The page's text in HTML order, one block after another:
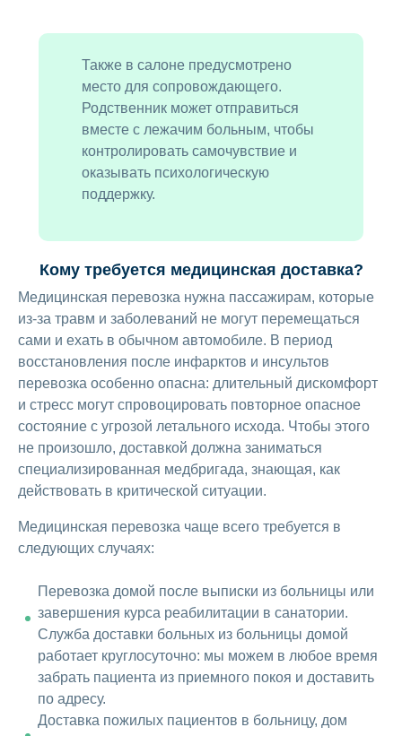
Также в салоне предусмотрено
место для сопровождающего.
Родственник может отправиться
вместе с лежачим больным, чтобы
контролировать самочувствие и
оказывать психологическую
поддержку.
Кому требуется медицинская доставка?
Медицинская перевозка нужна пассажирам, которые
из-за травм и заболеваний не могут перемещаться
сами и ехать в обычном автомобиле. В период
восстановления после инфарктов и инсультов
перевозка особенно опасна: длительный дискомфорт
и стресс могут спровоцировать повторное опасное
состояние с угрозой летального исхода. Чтобы этого
не произошло, доставкой должна заниматься
специализированная медбригада, знающая, как
действовать в критической ситуации.
Медицинская перевозка чаще всего требуется в
следующих случаях:
Перевозка домой после выписки из больницы или
завершения курса реабилитации в санатории.
Служба доставки больных из больницы домой
работает круглосуточно: мы можем в любое время
забрать пациента из приемного покоя и доставить
по адресу.
Доставка пожилых пациентов в больницу, дом